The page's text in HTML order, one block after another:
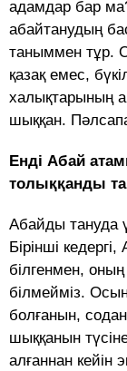
адамдар бар
абайтанудың
таныммен тұр.
қазақ емес,
халықтарының
шыққан.
Енді Абай
толыққанды
Абайды тануда
Бірінші
білгенмен,
білмейміз.
болғанын,
шыққанын
алғаннан кейін